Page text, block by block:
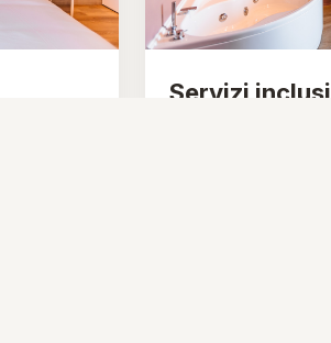
Servizi inclusi